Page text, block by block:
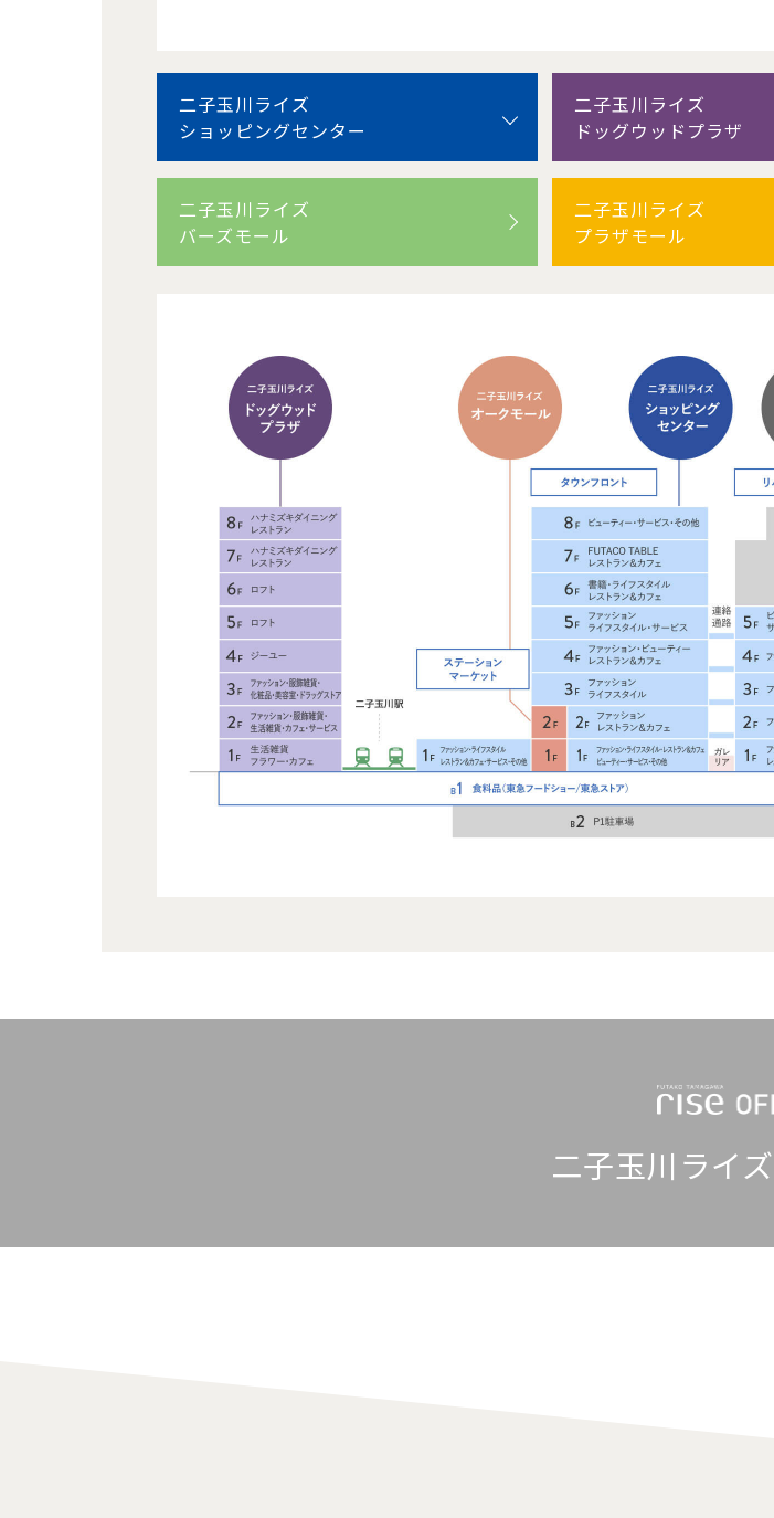
二子玉川ライズ
ショッピングセンター
二子玉川ライズ
ドッグウッドプラザ
二子玉川ライズ
バーズモール
二子玉川ライズ
プラザモール
二子玉川ライ